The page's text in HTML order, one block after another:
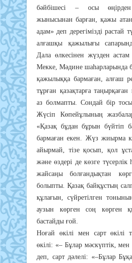
бәйбішесі – осы
жынысынан барған, қажы
адам» деп дерегімізді растай
алғашқы қажылығы
Дала өлкесінен жүзден астам
Мекке, Мәдине шаһарларында
қажылыққа бармаған, алғаш
тұрған қазақтарға
аз болмапты. Сондай бір
Жүсіп Көпейұлының
«Қазақ бұдан бұрын бүйтіп
бармаған екен. Жүз жиырма
айырмай, тізе қосып, қол
және өздері де көзге түсерлік
жайсаңы болғандықтан
болыпты. Қазақ байқұстың
құлағын, сүйретілген
аузын көрген соң көрген
бастайды ғой.
Ноғай өкілі мен сарт өкілі
өкілі: «– Бұлар мәскүптік, мен
деп, сарт дәлелі: «–Бұлар